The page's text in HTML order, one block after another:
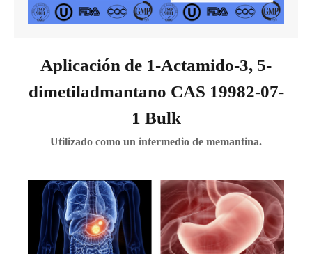
Aplicación de 1-Actamido-3, 5-
dimetiladmantano CAS 19982-07-
1 Bulk
Utilizado como un intermedio de memantina.